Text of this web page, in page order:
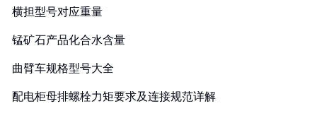
横担型号对应重量
锰矿石产品化合水含量
曲臂车规格型号大全
配电柜母排螺栓力矩要求及连接规范详解